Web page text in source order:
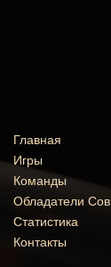
Главная
Игры
Команды
Обладатели Сов
Статистика
Контакты